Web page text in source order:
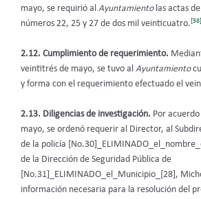
mayo, se requirió al Ayuntamiento las actas
números 22, 25 y 27 de dos mil veinticuatro.[58]
2.12. Cumplimiento de requerimiento.
veintitrés de mayo, se tuvo al Ayuntamiento
y forma con el requerimiento efectuado el
2.13. Diligencias de investigación. Por
mayo, se ordenó requerir al Director, al
de la policía
de la Dirección de Seguridad Pública de
[No.31]_ELIMINADO_el_Municipio_[28],
información necesaria para la resolución del